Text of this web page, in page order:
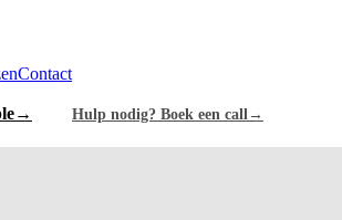
Contact
→ Hulp nodig? Boek een call →